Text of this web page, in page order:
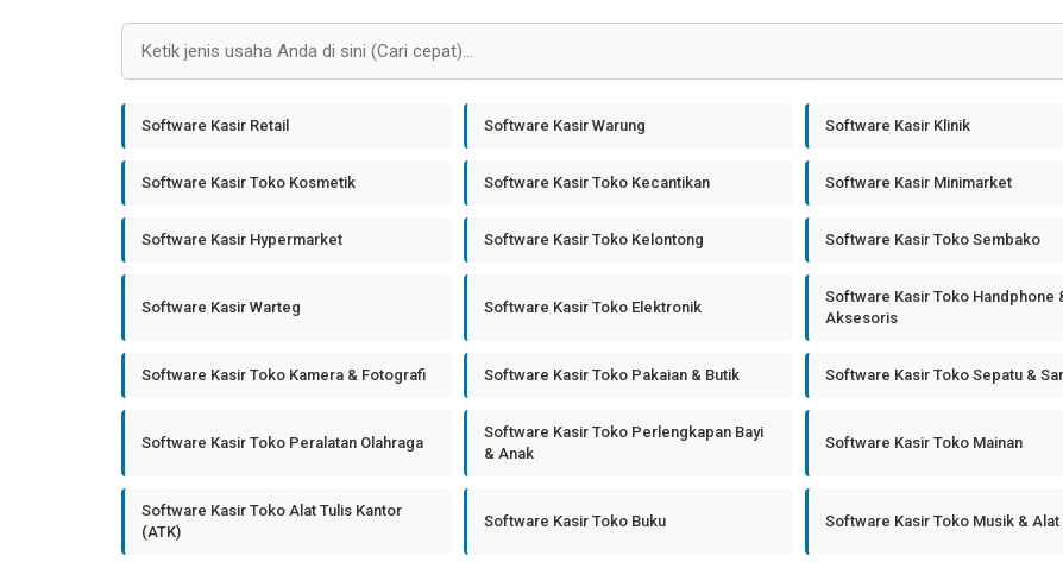
Software Kasir Retail Software Kasir Warung Software Kasir Klinik
Software Kasir Toko Kosmetik Software Kasir Toko Kecantikan Software Kasir Minimarket
Software Kasir Hypermarket Software Kasir Toko Kelontong Software Kasir Toko Sembako
Software Kasir Warteg Software Kasir Toko Elektronik
Software Kasir Toko Handphone
Aksesoris
Software Kasir Toko Kamera & Fotografi Software Kasir Toko Pakaian & Butik Software Kasir Toko Sepatu &
Software Kasir Toko Peralatan Olahraga
Software Kasir Toko Perlengkapan Bayi
& Anak
Software Kasir Toko Mainan
Software Kasir Toko Alat Tulis Kantor
(ATK)
Software Kasir Toko Buku Software Kasir Toko Musik & Alat